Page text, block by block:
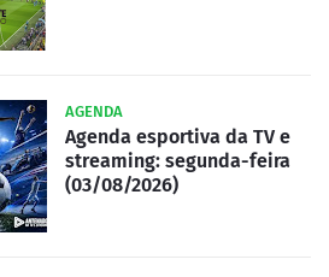
AGENDA
Agenda esportiva da TV e
streaming: segunda-feira
(03/08/2026)